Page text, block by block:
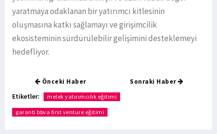
yaratmaya odaklanan bir yatırımcı kitlesinin
oluşmasına katkı sağlamayı ve girişimcilik
ekosisteminin sürdürülebilir gelişimini desteklemeyi
hedefliyor.
Önceki Haber Sonraki Haber
Etiketler: melek yatırımcılık eğitimi
garanti bbva first venture eğitimi